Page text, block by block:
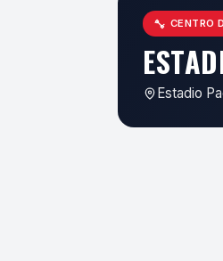
CENTRO
Estadio